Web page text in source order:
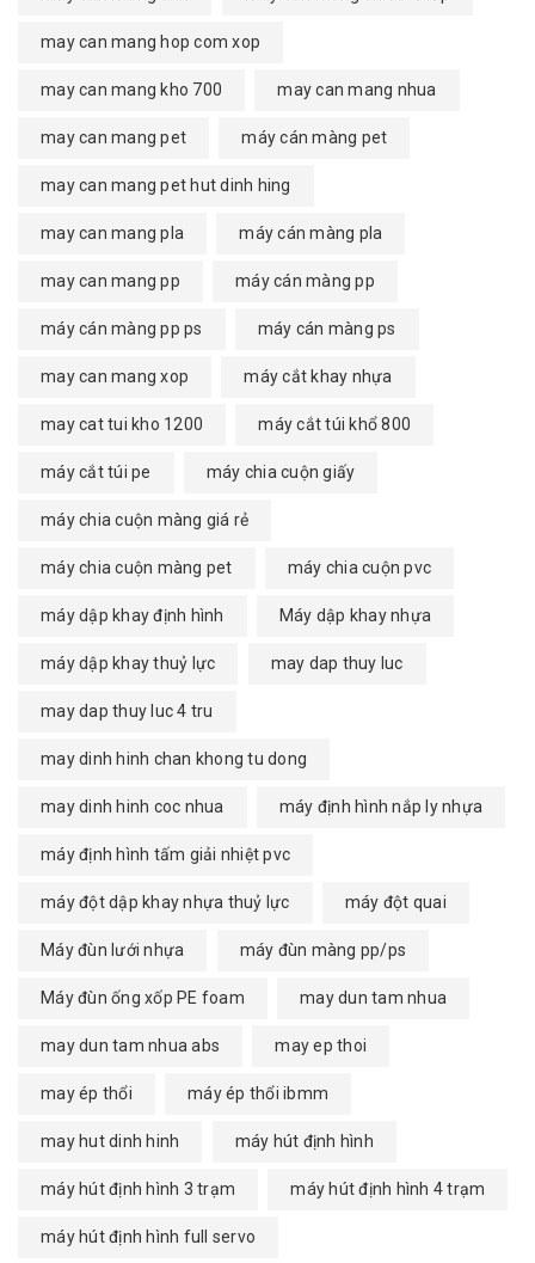
may can mang hop com xop
may can mang kho 700 may can mang nhua
may can mang pet máy cán màng pet
may can mang pet hut dinh hing
may can mang pla máy cán màng pla
may can mang pp máy cán màng pp
máy cán màng pp ps máy cán màng ps
may can mang xop máy cắt khay nhựa
may cat tui kho 1200 máy cắt túi khổ 800
máy cắt túi pe máy chia cuộn giấy
máy chia cuộn màng giá rẻ
máy chia cuộn màng pet máy chia cuộn pvc
máy dập khay định hình Máy dập khay nhựa
máy dập khay thuỷ lực may dap thuy luc
may dap thuy luc 4 tru
may dinh hinh chan khong tu dong
may dinh hinh coc nhua máy định hình nắp ly nhựa
máy định hình tấm giải nhiệt pvc
máy đột dập khay nhựa thuỷ lực máy đột quai
Máy đùn lưới nhựa máy đùn màng pp/ps
Máy đùn ống xốp PE foam may dun tam nhua
may dun tam nhua abs may ep thoi
may ép thổi máy ép thổi ibmm
may hut dinh hinh máy hút định hình
máy hút định hình 3 trạm máy hút định hình 4 trạm
máy hút định hình full servo